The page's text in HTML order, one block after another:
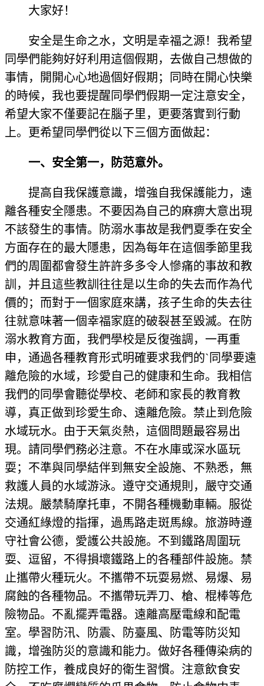
大家好！
安全是生命之水，文明是幸福之源！我希望
同學們能夠好好利用這個假期，去做自己想做的
事情，開開心心地過個好假期；同時在開心快樂
的時候，我也要提醒同學們假期一定注意安全，
希望大家不僅要記在腦子里，更要落實到行動
上。更希望同學們從以下三個方面做起：
一、安全第一，防范意外。
提高自我保護意識，增強自我保護能力，遠
離各種安全隱患。不要因為自己的麻痹大意出現
不該發生的事情。防溺水事故是我們夏季在安全
方面存在的最大隱患，因為每年在這個季節里我
們的周圍都會發生許許多多令人慘痛的事故和教
訓，并且這些教訓往往是以生命的失去而作為代
價的；而對于一個家庭來講，孩子生命的失去往
往就意味著一個幸福家庭的破裂甚至毀滅。在防
溺水教育方面，我們學校是反復強調，一再重
申，通過各種教育形式明確要求我們的`同學要遠
離危險的水域，珍愛自己的健康和生命。我相信
我們的同學會聽從學校、老師和家長的教育教
導，真正做到珍愛生命、遠離危險。禁止到危險
水域玩水。由于天氣炎熱，這個問題最容易出
現。請同學們務必注意。不在水庫或深水區玩
耍；不準與同學結伴到無安全設施、不熟悉，無
救護人員的水域游泳。遵守交通規則，嚴守交通
法規。嚴禁騎摩托車，不開各種機動車輛。服從
交通紅綠燈的指揮，過馬路走斑馬線。旅游時遵
守社會公德，愛護公共設施。不到鐵路周圍玩
耍、逗留，不得損壞鐵路上的各種部件設施。禁
止攜帶火種玩火。不攜帶不玩耍易燃、易爆、易
腐蝕的各種物品。不攜帶玩弄刀、槍、棍棒等危
險物品。不亂擺弄電器。遠離高壓電線和配電
室。學習防汛、防震、防臺風、防電等防災知
識，增強防災的意識和能力。做好各種傳染病的
防控工作，養成良好的衛生習慣。注意飲食安